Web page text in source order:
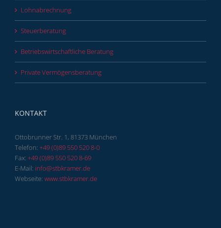
Lohnabrechnung
Steuerberatung
Betriebswirtschaftliche Beratung
Private Vermögensberatung
KONTAKT
Ottobrunner Str. 1, 81373 München
Telefon: +49 (0)89 550 520 8-0
Fax: +49 (0)89 550 520 8-69
E-Mail: info@stbkramer.de
Webseite: www.stbkramer.de